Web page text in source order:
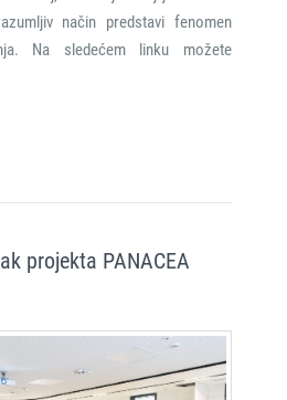
način predstavi fenomen
Na sledećem linku možete
projekta PANACEA